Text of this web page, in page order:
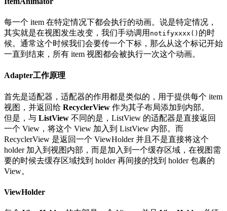
每一个 item 在特定情况下都会执行的动画。说是特定情况，
其实就是在视图发生改变，我们手动调用 notifyxxxx() 的时
候。通常这个时候我们会要传一个下标，那么从这个标记开始
一直到结束，所有 item 视图都会被执行一次这个动画。
Adapter工作原理
首先是适配器，适配器的作用都是类似的，用于提供每个 item
视图，并返回给 RecyclerView 作为其子布局添加到内部。
但是，与 ListView 不同的是，ListView 的适配器是直接返回
一个 View，将这个 View 加入到 ListView 内部。而
RecyclerView 是返回一个 ViewHolder 并且不是直接将这个
holder 加入到视图内部，而是加入到一个缓存区域，在视图需
要的时候去缓存区域找到 holder 再间接的找到 holder 包裹的
View。
ViewHolder